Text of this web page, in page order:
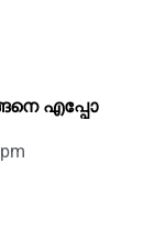
എപ്പോ